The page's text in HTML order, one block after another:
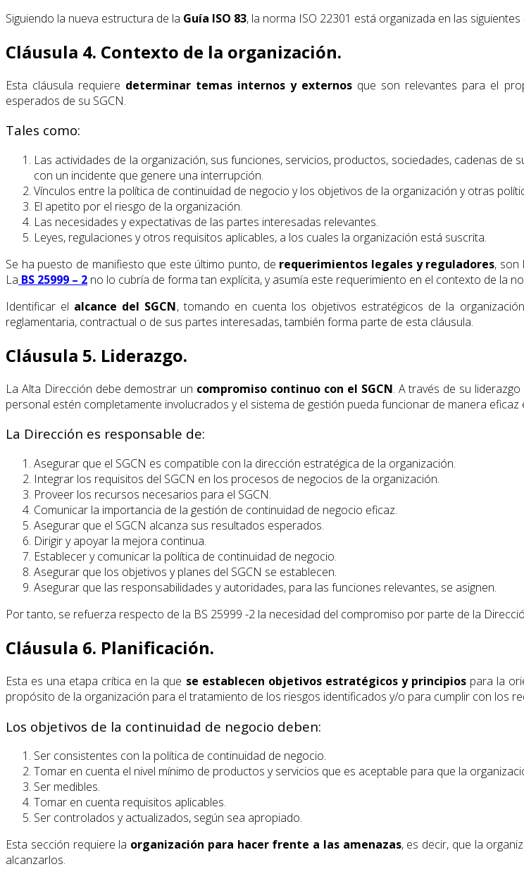
Siguiendo la nueva estructura de la Guía ISO 83, la norma ISO 22301 está organizada en las
Cláusula 4. Contexto de la organización.
Esta cláusula requiere determinar temas internos y externos que son relevantes para el
esperados de su SGCN.
Tales como:
Las actividades de la organización, sus funciones, servicios, productos, sociedades, cadenas
con un incidente que genere una interrupción.
Vínculos entre la política de continuidad de negocio y los objetivos de la organización y otras
El apetito por el riesgo de la organización.
Las necesidades y expectativas de las partes interesadas relevantes.
Leyes, regulaciones y otros requisitos aplicables, a los cuales la organización está suscrita.
Se ha puesto de manifiesto que este último punto, de requerimientos legales y reguladores, son
La BS 25999 – 2 no lo cubría de forma tan explícita, y asumía este requerimiento en el contexto de la
Identificar el alcance del SGCN, tomando en cuenta los objetivos estratégicos de la
reglamentaria, contractual o de sus partes interesadas, también forma parte de esta cláusula.
Cláusula 5. Liderazgo.
La Alta Dirección debe demostrar un compromiso continuo con el SGCN. A través de su
personal estén completamente involucrados y el sistema de gestión pueda funcionar de manera
La Dirección es responsable de:
Asegurar que el SGCN es compatible con la dirección estratégica de la organización.
Integrar los requisitos del SGCN en los procesos de negocios de la organización.
Proveer los recursos necesarios para el SGCN.
Comunicar la importancia de la gestión de continuidad de negocio eficaz.
Asegurar que el SGCN alcanza sus resultados esperados.
Dirigir y apoyar la mejora continua.
Establecer y comunicar la política de continuidad de negocio.
Asegurar que los objetivos y planes del SGCN se establecen.
Asegurar que las responsabilidades y autoridades, para las funciones relevantes, se asignen.
Por tanto, se refuerza respecto de la BS 25999 -2 la necesidad del compromiso por parte de la
Cláusula 6. Planificación.
Esta es una etapa crítica en la que se establecen objetivos estratégicos y principiospara la
propósito de la organización para el tratamiento de los riesgos identificados y/o para cumplir con los
Los objetivos de la continuidad de negocio deben:
Ser consistentes con la política de continuidad de negocio.
Tomar en cuenta el nivel mínimo de productos y servicios que es aceptable para que la
Ser medibles.
Tomar en cuenta requisitos aplicables.
Ser controlados y actualizados, según sea apropiado.
Esta sección requiere la organización para hacer frente a las amenazas, es decir, que la
alcanzarlos.